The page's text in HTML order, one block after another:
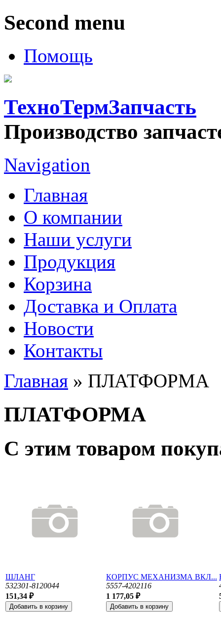
Second menu
Помощь
ТехноТермЗапчасть
Производство
Navigation
Главная
О компании
Наши услуги
Продукция
Корзина
Доставка и Оплата
Новости
Контакты
Вы здесь
Главная » ПЛАТФОРМА
ПЛАТФОРМА
С этим товаром
ШЛАНГ
532301-8120044
151,34 ₽
КОРПУС МЕХАНИЗМА ВКЛ...
5557-4202116
1 177,05 ₽